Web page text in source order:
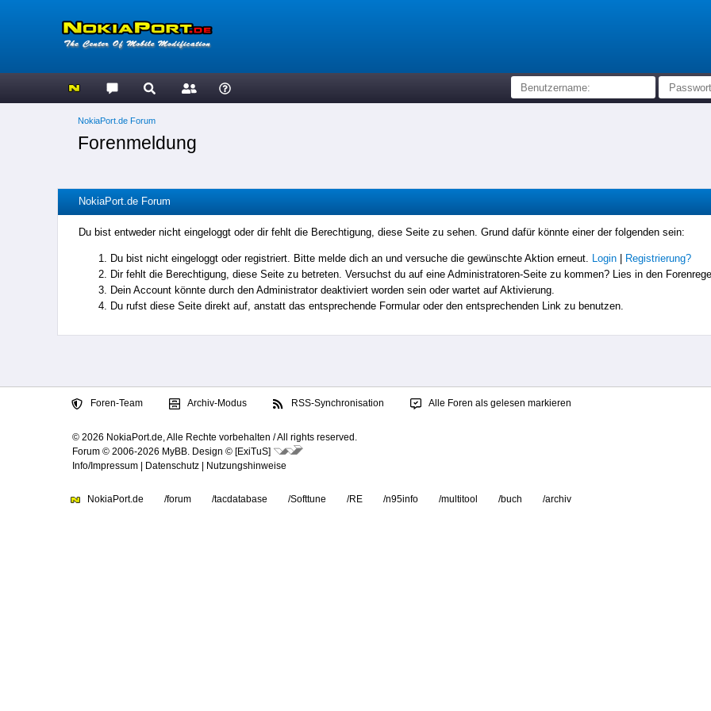
NokiaPort.de Forum
Forenmeldung
NokiaPort.de Forum
Du bist entweder nicht eingeloggt oder dir fehlt die Berechtigung, diese Seite zu sehen. Grund dafür könnte einer der folgenden sein:
Du bist nicht eingeloggt oder registriert. Bitte melde dich an und versuche die gewünschte Aktion erneut. Login|
Registrierung?
Dir fehlt die Berechtigung, diese Seite zu betreten. Versuchst du auf eine Administratoren-Seite zu kommen? Lies in den
Dein Account könnte durch den Administrator deaktiviert worden sein oder wartet auf Aktivierung.
Du rufst diese Seite direkt auf, anstatt das entsprechende Formular oder den entsprechenden Link zu benutzen.
Foren-Team Archiv-Modus RSS-Synchronisation Alle Foren als gelesen markieren
© 2026 NokiaPort.de, Alle Rechte vorbehalten /All rights reserved.
Forum © 2006-2026 MyBB
Design © [ExiTuS]
Info/Impressum
Datenschutz Nutzungshinweise
NokiaPort.de /forum /tacdatabase /Softtune /RE /n95info /multitool /buch /archiv